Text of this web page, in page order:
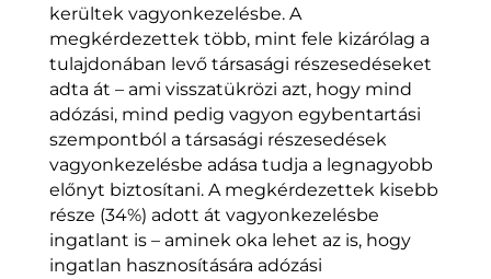
kerültek vagyonkezelésbe. A
megkérdezettek több, mint fele kizárólag a
tulajdonában levő társasági részesedéseket
adta át – ami visszatükrözi azt, hogy mind
adózási, mind pedig vagyon egybentartási
szempontból a társasági részesedések
vagyonkezelésbe adása tudja a legnagyobb
előnyt biztosítani. A megkérdezettek kisebb
része (34%) adott át vagyonkezelésbe
ingatlant is – aminek oka lehet az is, hogy
ingatlan hasznosítására adózási